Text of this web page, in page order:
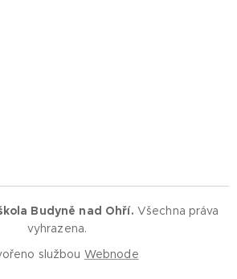
Budyně nad Ohří. Všechna práva
vyhrazena.
službou Webnode